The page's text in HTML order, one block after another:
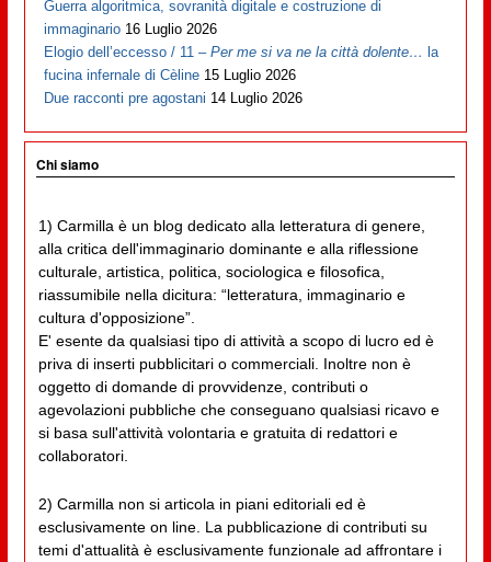
Guerra algoritmica, sovranità digitale e costruzione di
immaginario 16 Luglio 2026
Elogio dell’eccesso / 11 –Per me si va ne la città dolente… la
fucina infernale di Cèline 15 Luglio 2026
Due racconti pre agostani 14 Luglio 2026
Chi siamo
1) Carmilla è un blog dedicato alla letteratura di genere,
alla critica dell'immaginario dominante e alla riflessione
culturale, artistica, politica, sociologica e filosofica,
riassumibile nella dicitura: “letteratura, immaginario e
cultura d'opposizione”.
E' esente da qualsiasi tipo di attività a scopo di lucro ed è
priva di inserti pubblicitari o commerciali. Inoltre non è
oggetto di domande di provvidenze, contributi o
agevolazioni pubbliche che conseguano qualsiasi ricavo e
si basa sull'attività volontaria e gratuita di redattori e
collaboratori.
2) Carmilla non si articola in piani editoriali ed è
esclusivamente on line. La pubblicazione di contributi su
temi d'attualità è esclusivamente funzionale ad affrontare i